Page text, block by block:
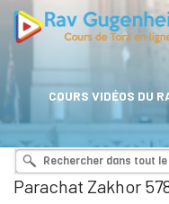
COURS VIDÉOS DU
Parachat Zakhor